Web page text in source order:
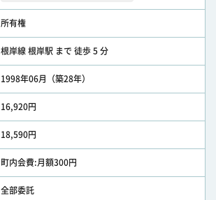
所有権
根岸線 根岸駅 まで 徒歩 5 分
1998年06月（築28年）
16,920円
18,590円
町内会費:月額300円
全部委託